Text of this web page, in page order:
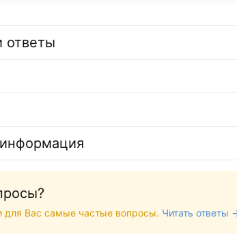
ответы
для Вас самые частые вопросы. Читать ответы